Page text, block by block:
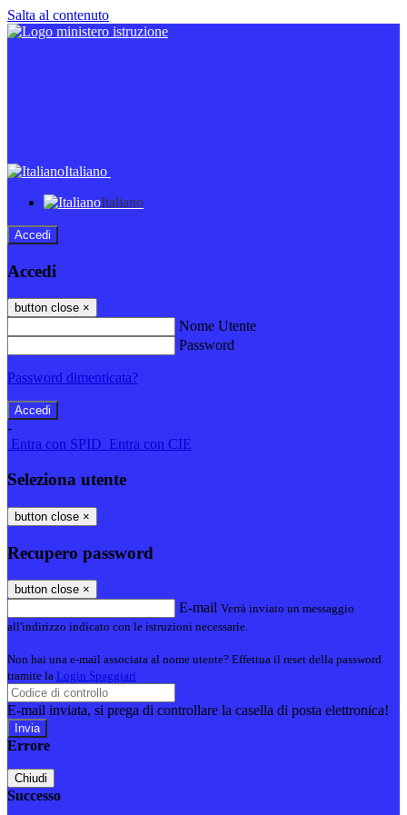
Salta al contenuto
Italiano
Italiano
Accedi
Accedi
button close ×
Nome Utente
Password
Password dimenticata?
-
Entra con SPID Entra con CIE
Seleziona utente
button close ×
Recupero password
button close ×
E-mail Verrà inviato un messaggio
all'indirizzo indicato con le istruzioni necessarie.
Non hai una e-mail associata al nome utente? Effettua il reset della password
tramite la Login Spaggiari
E-mail inviata, si prega di controllare la casella di posta elettronica!
Errore
Chiudi
Successo